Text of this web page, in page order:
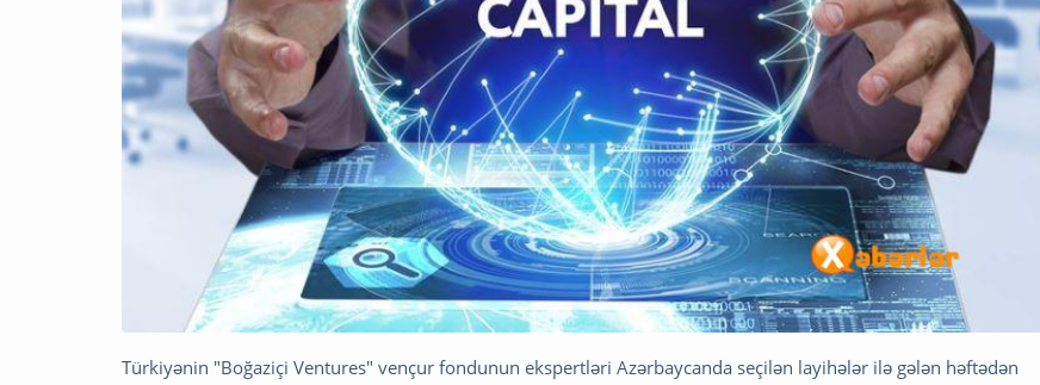
Türkiyənin "Boğaziçi Ventures" vençur fondunun ekspertləri Azərbaycanda seçilən layihələr ilə gələn həftədən